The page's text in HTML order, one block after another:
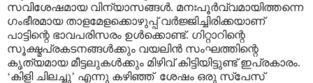
സവിശേഷമായ വിന്യാസങ്ങൾ. മനഃപൂർവ്വമായിത്തന്നെ
ഗംഭീരമായ താളമേളക്കൊഴുപ്പ് വർജ്ജിച്ചിരിക്കയാണ്
പാട്ടിന്റെ ഭാവപരിസരം ഉൾക്കൊണ്ട്. ഗിറ്റാറിന്റെ
സൂക്ഷ്മപ്രകടനങ്ങൾക്കും വയലിൻ സംഘത്തിന്റെ
കൃത്യമായ മീട്ടലുകൾക്കും മിഴിവ് കിട്ടിയിട്ടുണ്ട് ഇപ്രകാരം.
‘കിളി ചിലച്ചു’ എന്നു കഴിഞ്ഞ് ശേഷം ഒരു സ്പേസ്